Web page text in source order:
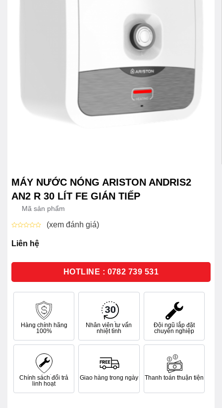
MÁY NƯỚC NÓNG ARISTON ANDRIS2
AN2 R 30 LÍT FE GIÁN TIẾP
Mã sản phẩm
xếp
hạng
sao
(xem đánh giá)
Liên hệ
HOTLINE : 0782 739 531
Hàng chính hãng
100%
Nhân viên tư vấn
nhiệt tình
Đội ngũ lắp đặt
chuyên nghiệp
Chính sách đổi trả
linh hoạt
Giao hàng trong ngày Thanh toán thuận tiện